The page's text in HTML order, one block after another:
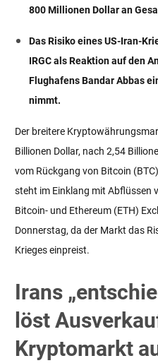
800 Millionen Dollar an
Das Risiko eines US-Iran-
IRGC als Reaktion auf den
Flughafens Bandar Abbas
nimmt.
Der breitere
Billionen Dollar, nach 2,54
vom Rückgang von Bitcoin
steht im Einklang mit Abflüssen
Bitcoin- und Ethereum (ETH)
Donnerstag, da der Markt das
Krieges einpreist.
Irans
löst
Kryptomarkt